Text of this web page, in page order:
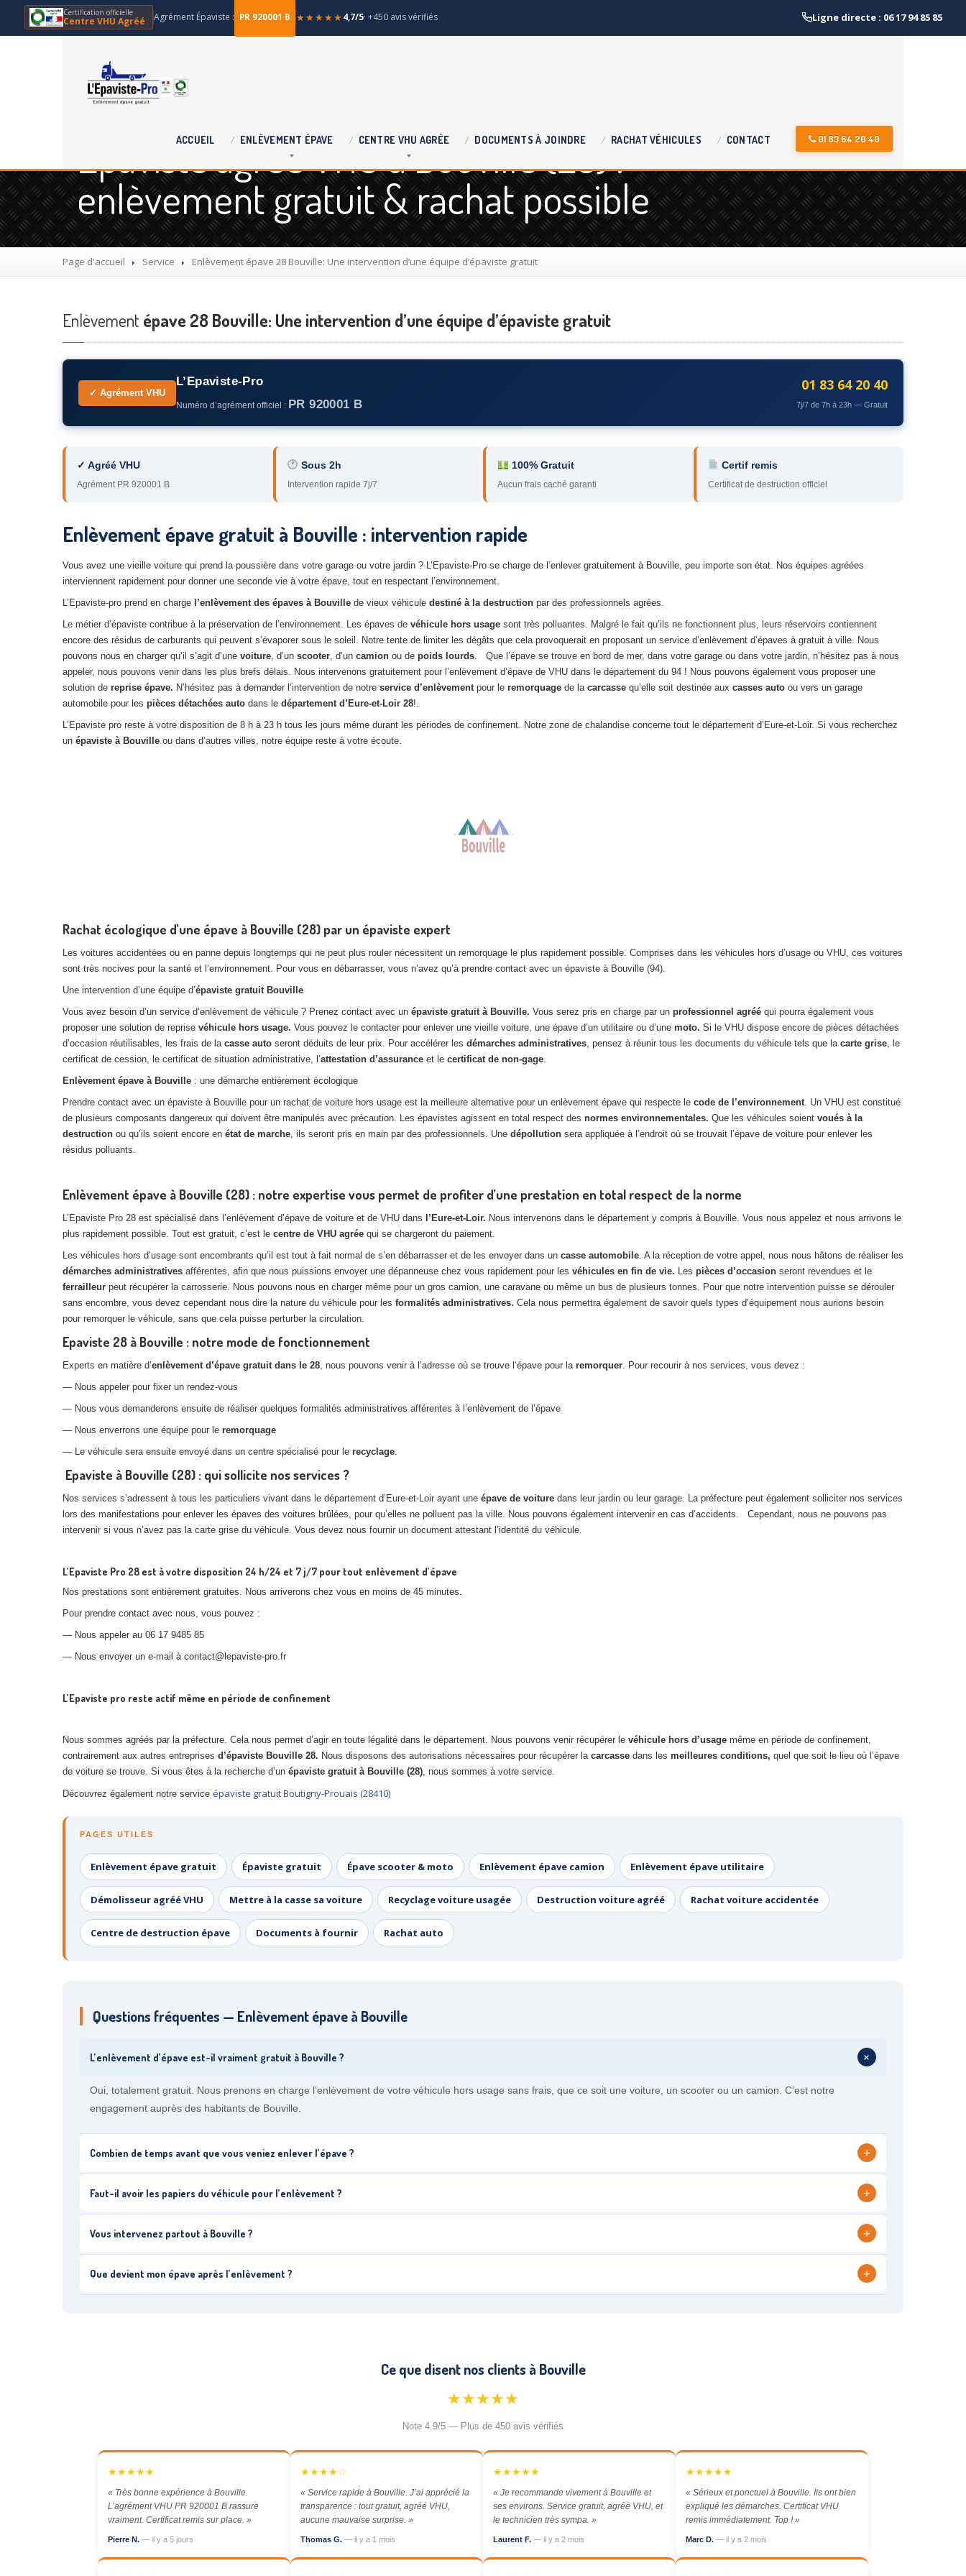
Certification officielle
Centre VHU Agréé Agrément Épaviste : PR 920001 B ★★★★★4,7/5· +450 avis vérifiés Ligne directe : 06 17 94 85 85
ACCUEIL ENLÈVEMENT ÉPAVE CENTRE VHU AGRÉE DOCUMENTS À JOINDRE RACHAT VÉHICULES CONTACT 01 83 64 20 40
Épaviste agréé VHU à Bouville (28) :
enlèvement gratuit & rachat possible
Page d'accueil Service Enlèvement épave 28 Bouville: Une intervention d’une équipe d’épaviste gratuit
Enlèvement épave 28 Bouville: Une intervention d’une équipe d’épaviste gratuit
✓ Agrément VHU
L’Epaviste-Pro
Numéro d’agrément officiel : PR 920001 B
01 83 64 20 40
7j/7 de 7h à 23h — Gratuit
✓ Agréé VHU
Agrément PR 920001 B
Sous 2h
Intervention rapide 7j/7
100% Gratuit
Aucun frais caché garanti
Certif remis
Certificat de destruction officiel
Enlèvement épave gratuit à Bouville : intervention rapide
Vous avez une vieille voiture qui prend la poussière dans votre garage ou votre jardin ? L’Epaviste-Pro se charge de l’enlever gratuitement à Bouville, peu importe son état. Nos équipes agréées
interviennent rapidement pour donner une seconde vie à votre épave, tout en respectant l’environnement.
L’Epaviste-pro prend en charge l’enlèvement des épaves à Bouville de vieux véhicule destiné à la destruction par des professionnels agrées.
Le métier d’épaviste contribue à la préservation de l’environnement. Les épaves de véhicule hors usage sont très polluantes. Malgré le fait qu’ils ne fonctionnent plus, leurs réservoirs contiennent
encore des résidus de carburants qui peuvent s’évaporer sous le soleil. Notre tente de limiter les dégâts que cela provoquerait en proposant un service d’enlèvement d’épaves à gratuit à ville. Nous
pouvons nous en charger qu’il s’agit d’une voiture, d’un scooter, d’un camion ou de poids lourds. Que l’épave se trouve en bord de mer, dans votre garage ou dans votre jardin, n’hésitez pas à nous
appeler, nous pouvons venir dans les plus brefs délais. Nous intervenons gratuitement pour l’enlèvement d’épave de VHU dans le département du 94 ! Nous pouvons également vous proposer une
solution de reprise épave. N’hésitez pas à demander l’intervention de notre service d’enlèvementpour le remorquage de la carcasse qu’elle soit destinée aux casses auto ou vers un garage
automobile pour les pièces détachées auto dans le département d’Eure-et-Loir 28!.
L’Epaviste pro reste à votre disposition de 8 h à 23 h tous les jours même durant les périodes de confinement. Notre zone de chalandise concerne tout le département d’Eure-et-Loir. Si vous recherchez
un épaviste à Bouville ou dans d’autres villes, notre équipe reste à votre écoute.
Rachat écologique d’une épave à Bouville (28) par un épaviste expert
Les voitures accidentées ou en panne depuis longtemps qui ne peut plus rouler nécessitent un remorquage le plus rapidement possible. Comprises dans les véhicules hors d’usage ou VHU, ces voitures
sont très nocives pour la santé et l’environnement. Pour vous en débarrasser, vous n’avez qu’à prendre contact avec un épaviste à Bouville (94).
Une intervention d’une équipe d’épaviste gratuit Bouville
Vous avez besoin d’un service d’enlèvement de véhicule ? Prenez contact avec un épaviste gratuit à Bouville. Vous serez pris en charge par un professionnel agréé qui pourra également vous
proposer une solution de reprise véhicule hors usage. Vous pouvez le contacter pour enlever une vieille voiture, une épave d’un utilitaire ou d’une moto. Si le VHU dispose encore de pièces détachées
d’occasion réutilisables, les frais de la casse auto seront déduits de leur prix. Pour accélérer les démarches administratives, pensez à réunir tous les documents du véhicule tels que la carte grise, le
certificat de cession, le certificat de situation administrative, l’attestation d’assurance et le certificat de non-gage.
Enlèvement épave à Bouville : une démarche entièrement écologique
Prendre contact avec un épaviste à Bouville pour un rachat de voiture hors usage est la meilleure alternative pour un enlèvement épave qui respecte le code de l’environnement. Un VHU est constitué
de plusieurs composants dangereux qui doivent être manipulés avec précaution. Les épavistes agissent en total respect des normes environnementales. Que les véhicules soient voués à la
destruction ou qu’ils soient encore en état de marche, ils seront pris en main par des professionnels. Une dépollution sera appliquée à l’endroit où se trouvait l’épave de voiture pour enlever les
résidus polluants.
Enlèvement épave à Bouville (28) : notre expertise vous permet de profiter d’une prestation en total respect de la norme
L’Epaviste Pro 28 est spécialisé dans l’enlèvement d’épave de voiture et de VHU dans l’Eure-et-Loir. Nous intervenons dans le département y compris à Bouville. Vous nous appelez et nous arrivons le
plus rapidement possible. Tout est gratuit, c’est le centre de VHU agrée qui se chargeront du paiement.
Les véhicules hors d’usage sont encombrants qu’il est tout à fait normal de s’en débarrasser et de les envoyer dans un casse automobile. A la réception de votre appel, nous nous hâtons de réaliser les
démarches administratives afférentes, afin que nous puissions envoyer une dépanneuse chez vous rapidement pour les véhicules en fin de vie. Les pièces d’occasion seront revendues et le
ferrailleur peut récupérer la carrosserie. Nous pouvons nous en charger même pour un gros camion, une caravane ou même un bus de plusieurs tonnes. Pour que notre intervention puisse se dérouler
sans encombre, vous devez cependant nous dire la nature du véhicule pour les formalités administratives. Cela nous permettra également de savoir quels types d’équipement nous aurions besoin
pour remorquer le véhicule, sans que cela puisse perturber la circulation.
Epaviste 28 à Bouville : notre mode de fonctionnement
Experts en matière d’enlèvement d’épave gratuit dans le 28, nous pouvons venir à l’adresse où se trouve l’épave pour la remorquer. Pour recourir à nos services, vous devez :
— Nous appeler pour fixer un rendez-vous
— Nous vous demanderons ensuite de réaliser quelques formalités administratives afférentes à l’enlèvement de l’épave
— Nous enverrons une équipe pour le remorquage
— Le véhicule sera ensuite envoyé dans un centre spécialisé pour le recyclage.
Epaviste à Bouville (28) : qui sollicite nos services ?
Nos services s’adressent à tous les particuliers vivant dans le département d’Eure-et-Loir ayant une épave de voiture dans leur jardin ou leur garage. La préfecture peut également solliciter nos services
lors des manifestations pour enlever les épaves des voitures brûlées, pour qu’elles ne polluent pas la ville. Nous pouvons également intervenir en cas d’accidents. Cependant, nous ne pouvons pas
intervenir si vous n’avez pas la carte grise du véhicule. Vous devez nous fournir un document attestant l’identité du véhicule.
L’Epaviste Pro 28 est à votre disposition 24 h/24 et 7 j/7 pour tout enlèvement d’épave
Nos prestations sont entièrement gratuites. Nous arriverons chez vous en moins de 45 minutes.
Pour prendre contact avec nous, vous pouvez :
— Nous appeler au 06 17 9485 85
— Nous envoyer un e-mail à contact@lepaviste-pro.fr
L’Epaviste pro reste actif même en période de confinement
Nous sommes agréés par la préfecture. Cela nous permet d’agir en toute légalité dans le département. Nous pouvons venir récupérer le véhicule hors d’usage même en période de confinement,
contrairement aux autres entreprises d’épaviste Bouville 28. Nous disposons des autorisations nécessaires pour récupérer la carcasse dans les meilleures conditions, quel que soit le lieu où l’épave
de voiture se trouve. Si vous êtes à la recherche d’un épaviste gratuit à Bouville (28), nous sommes à votre service.
Découvrez également notre service épaviste gratuit Boutigny-Prouais (28410)
PAGES UTILES
Enlèvement épave gratuit Épaviste gratuit Épave scooter & moto Enlèvement épave camion Enlèvement épave utilitaire
Démolisseur agréé VHU Mettre à la casse sa voiture Recyclage voiture usagée Destruction voiture agréé Rachat voiture accidentée
Centre de destruction épave Documents à fournir Rachat auto
Questions fréquentes — Enlèvement épave à Bouville
L’enlèvement d’épave est-il vraiment gratuit à Bouville ? +
Oui, totalement gratuit. Nous prenons en charge l’enlèvement de votre véhicule hors usage sans frais, que ce soit une voiture, un scooter ou un camion. C’est notre
engagement auprès des habitants de Bouville.
Combien de temps avant que vous veniez enlever l’épave ? +
Faut-il avoir les papiers du véhicule pour l’enlèvement ? +
Vous intervenez partout à Bouville ? +
Que devient mon épave après l’enlèvement ? +
Ce que disent nos clients à Bouville
★★★★★
Note 4.9/5 — Plus de 450 avis vérifiés
★★★★★
« Très bonne expérience à Bouville.
L’agrément VHU PR 920001 B rassure
vraiment. Certificat remis sur place. »
Pierre N. — il y a 5 jours
★★★★☆
« Service rapide à Bouville. J’ai apprécié la
transparence : tout gratuit, agréé VHU,
aucune mauvaise surprise. »
Thomas G. — il y a 1 mois
★★★★★
« Je recommande vivement à Bouville et
ses environs. Service gratuit, agréé VHU, et
le technicien très sympa. »
Laurent F. — il y a 2 mois
★★★★★
« Sérieux et ponctuel à Bouville. Ils ont bien
expliqué les démarches. Certificat VHU
remis immédiatement. Top ! »
Marc D. — il y a 2 mois